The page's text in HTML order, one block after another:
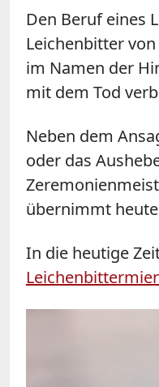
Den Beruf eines
Leichenbitter
im Namen der
mit dem Tod
Neben dem
oder das
übernimmt
In die heutige